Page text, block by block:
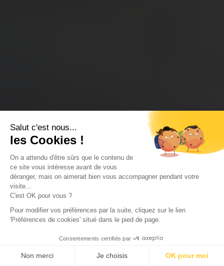
Salut c'est nous...
les Cookies !
On a attendu d'être sûrs que le contenu de
ce site vous intéresse avant de vous
déranger, mais on aimerait bien vous accompagner pendant votre
visite...
C'est OK pour vous ?
Pour modifier vos préférences par la suite, cliquez sur le lien
'Préférences de cookies' situé dans le pied de page.
Consentements certifiés par
Non merci Je choisis OK pour moi